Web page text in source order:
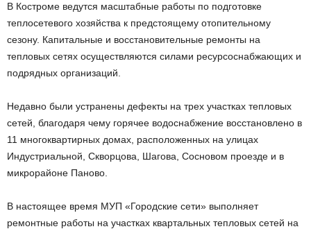
В Костроме ведутся масштабные работы по подготовке
теплосетевого хозяйства к предстоящему отопительному
сезону. Капитальные и восстановительные ремонты на
тепловых сетях осуществляются силами ресурсоснабжающих и
подрядных организаций.
Недавно были устранены дефекты на трех участках тепловых
сетей, благодаря чему горячее водоснабжение восстановлено в
11 многоквартирных домах, расположенных на улицах
Индустриальной, Скворцова, Шагова, Сосновом проезде и в
микрорайоне Паново.
В настоящее время МУП «Городские сети» выполняет
ремонтные работы на участках квартальных тепловых сетей на